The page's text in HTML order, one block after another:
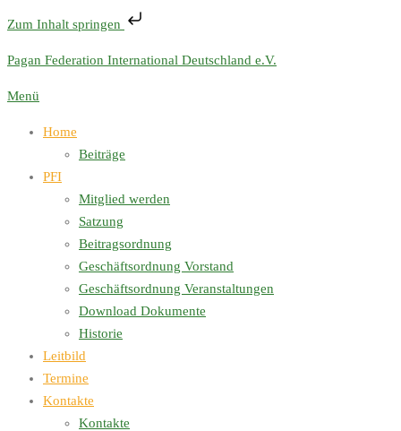
Zum Inhalt springen
Zum
springen
Pagan Federation International Deutschland e.V.
Menü
Home
Beiträge
PFI
Mitglied werden
Satzung
Beitragsordnung
Geschäftsordnung Vorstand
Geschäftsordnung Veranstaltungen
Download Dokumente
Historie
Leitbild
Termine
Kontakte
Kontakte